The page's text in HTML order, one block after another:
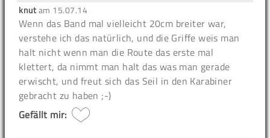
knutam 15.07.14
Wenn das Band mal vielleicht 20cm breiter war,
verstehe ich das natürlich, und die Griffe weis man
halt nicht wenn man die Route das erste mal
klettert, da nimmt man halt das was man gerade
erwischt, und freut sich das Seil in den Karabiner
gebracht zu haben ;-)
Gefällt mir: